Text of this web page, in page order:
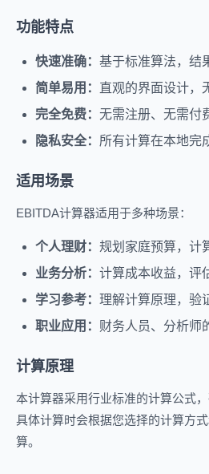
功能特点
快速准确： 基于标准算法，结
简单易用： 直观的界面设计，
完全免费： 无需注册、无需付
隐私安全： 所有计算在本地完
适用场景
EBITDA计算器适用于多种场景：
个人理财： 规划家庭预算，计
业务分析： 计算成本收益，评
学习参考： 理解计算原理，验
职业应用： 财务人员、分析师
计算原理
本计算器采用行业标准的计算公式
具体计算时会根据您选择的计算方
算。